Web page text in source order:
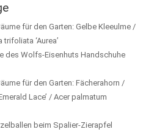
für den Garten: Gelbe Kleeulme /
‘Aurea’
des Wolfs-Eisenhuts Handschuhe
für den Garten: Fächerahorn /
Lace’ / Acer palmatum
beim Spalier-Zierapfel